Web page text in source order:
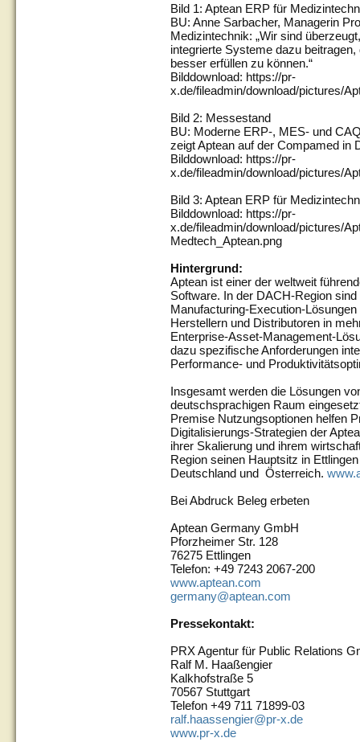
Bild 1: Aptean ERP für
BU: Anne Sarbacher, Managerin
Medizintechnik: „Wir sind
integrierte Systeme dazu
besser erfüllen zu können.“
Bilddownload: https://pr-
x.de/fileadmin/download/pictures/
Bild 2: Messestand
BU: Moderne ERP-, MES- und
zeigt Aptean auf der Compamed in
Bilddownload: https://pr-
x.de/fileadmin/download/pictures/
Bild 3: Aptean ERP für
Bilddownload: https://pr-
x.de/fileadmin/download/pictures/
Medtech_Aptean.png
Hintergrund:
Aptean ist einer der weltweit
Software. In der DACH-Region
Manufacturing-Execution-
Herstellern und Distributoren in
Enterprise-Asset-Management-
dazu spezifische Anforderungen
Performance- und
Insgesamt werden die Lösungen
deutschsprachigen Raum
Premise Nutzungsoptionen helfen
Digitalisierungs-Strategien der
ihrer Skalierung und ihrem
Region seinen Hauptsitz in
Deutschland und Österreich.
Bei Abdruck Beleg erbeten
Aptean Germany GmbH
Pforzheimer Str. 128
76275 Ettlingen
Telefon: +49 7243 2067-200
www.aptean.com
germany@aptean.com
Pressekontakt:
PRX Agentur für Public Relations
Ralf M. Haaßengier
Kalkhofstraße 5
70567 Stuttgart
Telefon +49 711 71899-03
ralf.haassengier@pr-x.de
www.pr-x.de